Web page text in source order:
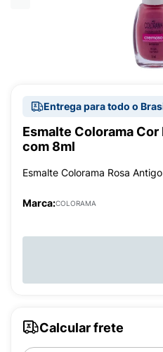
Entrega para todo o
Esmalte Colorama Cor
com 8ml
Esmalte Colorama Rosa
Marca:COLORAMA
Calcular frete